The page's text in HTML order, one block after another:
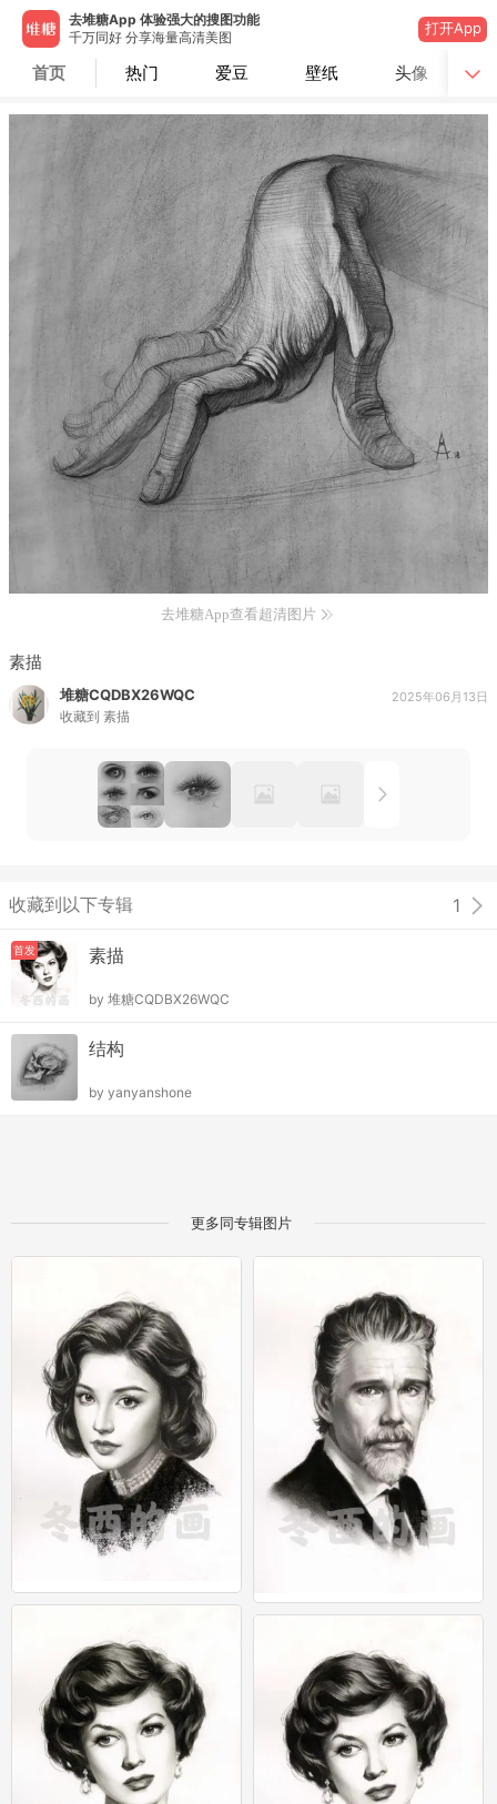
去堆糖App 体验强大的搜图功能
千万同好 分享海量高清美图
打开App
首页 热门 爱豆 壁纸 头像
去堆糖App查看超清图片
素描
堆糖CQDBX26WQC
收藏到 素描
2025年06月13日
收藏到以下专辑 1
首发 素描
by 堆糖CQDBX26WQC
结构
by yanyanshone
更多同专辑图片
人物